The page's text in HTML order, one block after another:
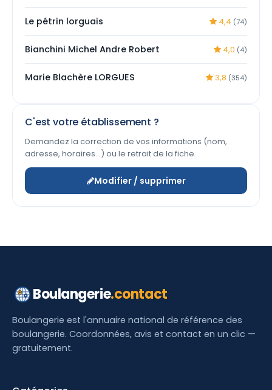
Le pétrin lorguais 4,4 (74)
Bianchini Michel Andre Robert 4,0 (4)
Marie Blachère LORGUES 3,8 (354)
C'est votre établissement ?
Demandez la correction de vos informations (nom,
adresse, horaires…) ou le retrait de la fiche.
Modifier / supprimer
Boulangerie.contact
Boulangerie est l'annuaire national de référence des
boulangerie. Coordonnées, avis et contact en un clic —
gratuitement.